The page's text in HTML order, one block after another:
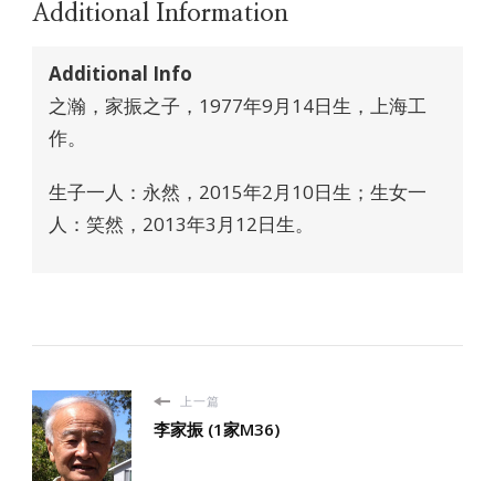
Additional Information
Additional Info
之瀚，家振之子，1977年9月14日生，上海工
作。
生子一人：永然，2015年2月10日生；生女一
人：笑然，2013年3月12日生。
上一篇
李家振 (1家M36)